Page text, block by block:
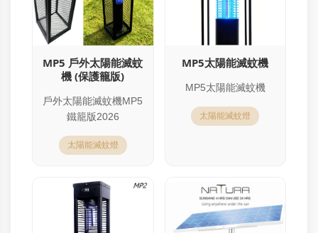
MP5 戶外太陽能滅蚊
機 (保護籠版)
戶外太陽能滅蚊機MP5
鐵籠版2026
太陽能滅蚊燈
MP5太陽能滅蚊機
MP5太陽能滅蚊機
太陽能滅蚊燈